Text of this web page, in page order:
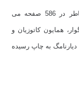
مجموعه آثار احسان یارشاطر در 586 صفحه می
همایون کاتوزیان و
به چاپ رسیده